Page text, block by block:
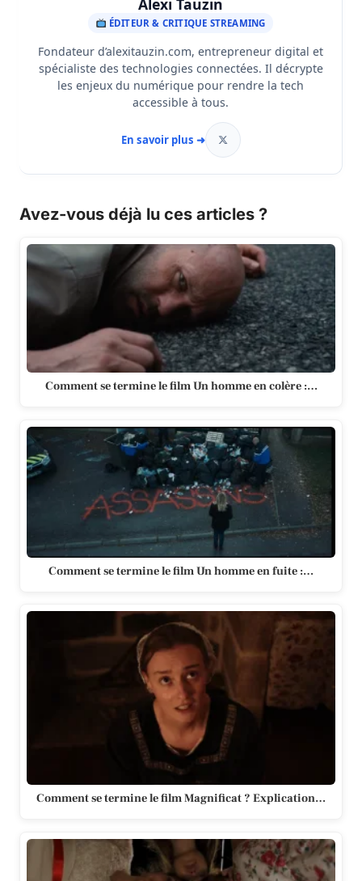
Alexi Tauzin
ÉDITEUR & CRITIQUE STREAMING
Fondateur d’alexitauzin.com, entrepreneur digital et
spécialiste des technologies connectées. Il décrypte
les enjeux du numérique pour rendre la tech
accessible à tous.
En savoir plus ➜
Avez-vous déjà lu ces articles ?
Comment se termine le film Un homme en colère :…
Comment se termine le film Un homme en fuite :…
Comment se termine le film Magnificat ? Explication…